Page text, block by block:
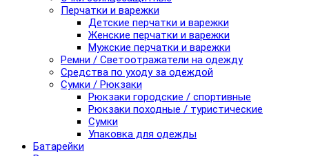
Перчатки и варежки
Детские перчатки и варежки
Женские перчатки и варежки
Мужские перчатки и варежки
Ремни / Светоотражатели на одежду
Средства по уходу за одеждой
Сумки / Рюкзаки
Рюкзаки городские / спортивные
Рюкзаки походные / туристические
Сумки
Упаковка для одежды
Батарейки